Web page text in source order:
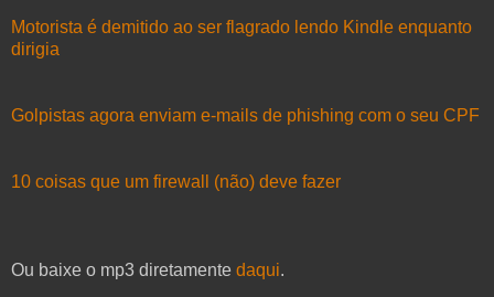
Motorista é demitido ao ser flagrado lendo Kindle enquanto
dirigia
Golpistas agora enviam e-mails de phishing com o seu CPF
10 coisas que um firewall (não) deve fazer
Ou baixe o mp3 diretamente daqui.